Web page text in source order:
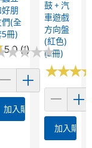
5.0 (1)
朋
們(全
冊)
★★★★
★★★★
加入購物車
鼓 + 汽
車遊戲
方向盤
(紅色)
(2冊)
★★★
★★★
加入購物